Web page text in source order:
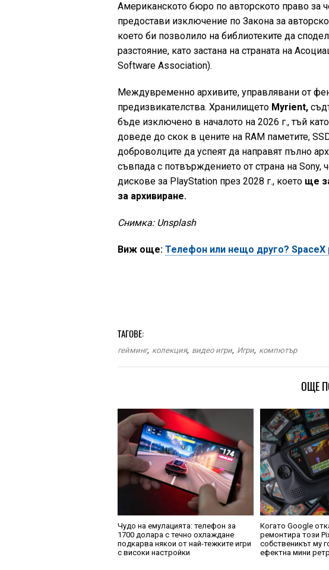
Американското бюро по авторското право за
предостави изключение по Закона за
което би позволило на библиотеките да
разстояние, като застана на страната на
Software Association).
Междувременно архивите, управлявани от
предизвикателства. Хранилището Myrient,
бъде изключено в началото на 2026 г., тъй
доведе до скок в цените на RAM паметите,
доброволците да успеят да направят пълно
съвпада с потвърждението от страна на
дискове за PlayStation през 2028 г., което ще
за архивиране.
Снимка: Unsplash
Виж още: Телефон или нещо друго? SpaceX
ТАГОВЕ:
гейминг, колекция, видео игри, Игри, компютър
ОЩЕ
Чудо на емулацията: телефон за
1700 долара с течно охлаждане
подкарва някои от най-тежките игри
с високи настройки
Когато Google
ремонтира този
собственикът му
ефектна мини